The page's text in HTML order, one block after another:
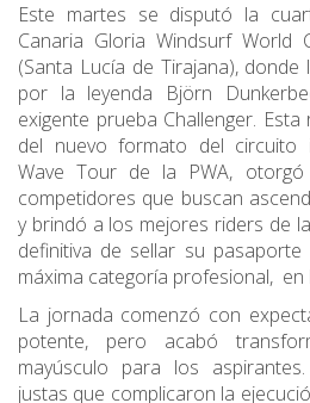
Este martes se disputó la
Canaria Gloria Windsurf World
(Santa Lucía de Tirajana), donde
por la leyenda Björn
exigente prueba Challenger.
del nuevo formato del circuito
Wave Tour de la PWA,
competidores que buscan
y brindó a los mejores riders de
definitiva de sellar su
máxima categoría profesional, en
La jornada comenzó con
potente, pero acabó
mayúsculo para los
justas que complicaron la